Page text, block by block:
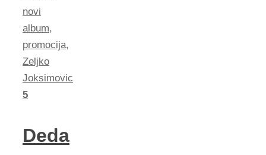
novi
album,
promocija,
Zeljko
Joksimovic
5
Deda